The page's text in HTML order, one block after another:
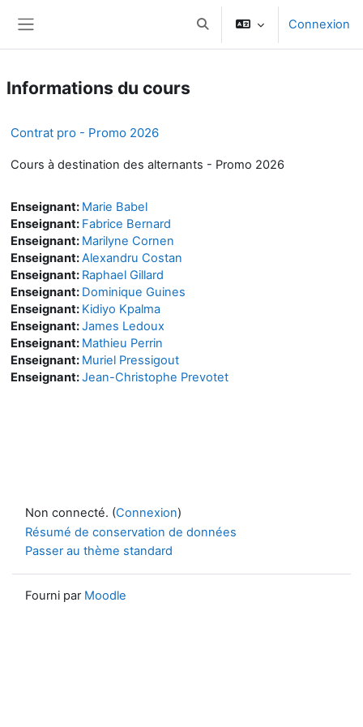
Activer/désactiver la saisie
Connexion
Informations du cours
Contrat pro - Promo 2026
Cours à destination des alternants - Promo 2026
Enseignant: Marie Babel
Enseignant: Fabrice Bernard
Enseignant: Marilyne Cornen
Enseignant:Alexandru Costan
Enseignant: Raphael Gillard
Enseignant: Dominique Guines
Enseignant: Kidiyo Kpalma
Enseignant:James Ledoux
Enseignant: Mathieu Perrin
Enseignant: Muriel Pressigout
Enseignant:Jean-Christophe Prevotet
Non connecté. (Connexion)
Résumé de conservation de données
Passer au thème standard
Fourni par Moodle